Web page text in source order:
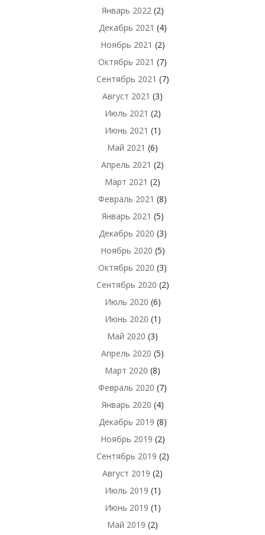
Январь 2022 (2)
Декабрь 2021 (4)
Ноябрь 2021 (2)
Октябрь 2021 (7)
Сентябрь 2021 (7)
Август 2021 (3)
Июль 2021 (2)
Июнь 2021 (1)
Май 2021 (6)
Апрель 2021 (2)
Март 2021 (2)
Февраль 2021 (8)
Январь 2021 (5)
Декабрь 2020 (3)
Ноябрь 2020 (5)
Октябрь 2020 (3)
Сентябрь 2020 (2)
Июль 2020 (6)
Июнь 2020 (1)
Май 2020 (3)
Апрель 2020 (5)
Март 2020 (8)
Февраль 2020 (7)
Январь 2020 (4)
Декабрь 2019 (8)
Ноябрь 2019 (2)
Сентябрь 2019 (2)
Август 2019 (2)
Июль 2019 (1)
Июнь 2019 (1)
Май 2019 (2)